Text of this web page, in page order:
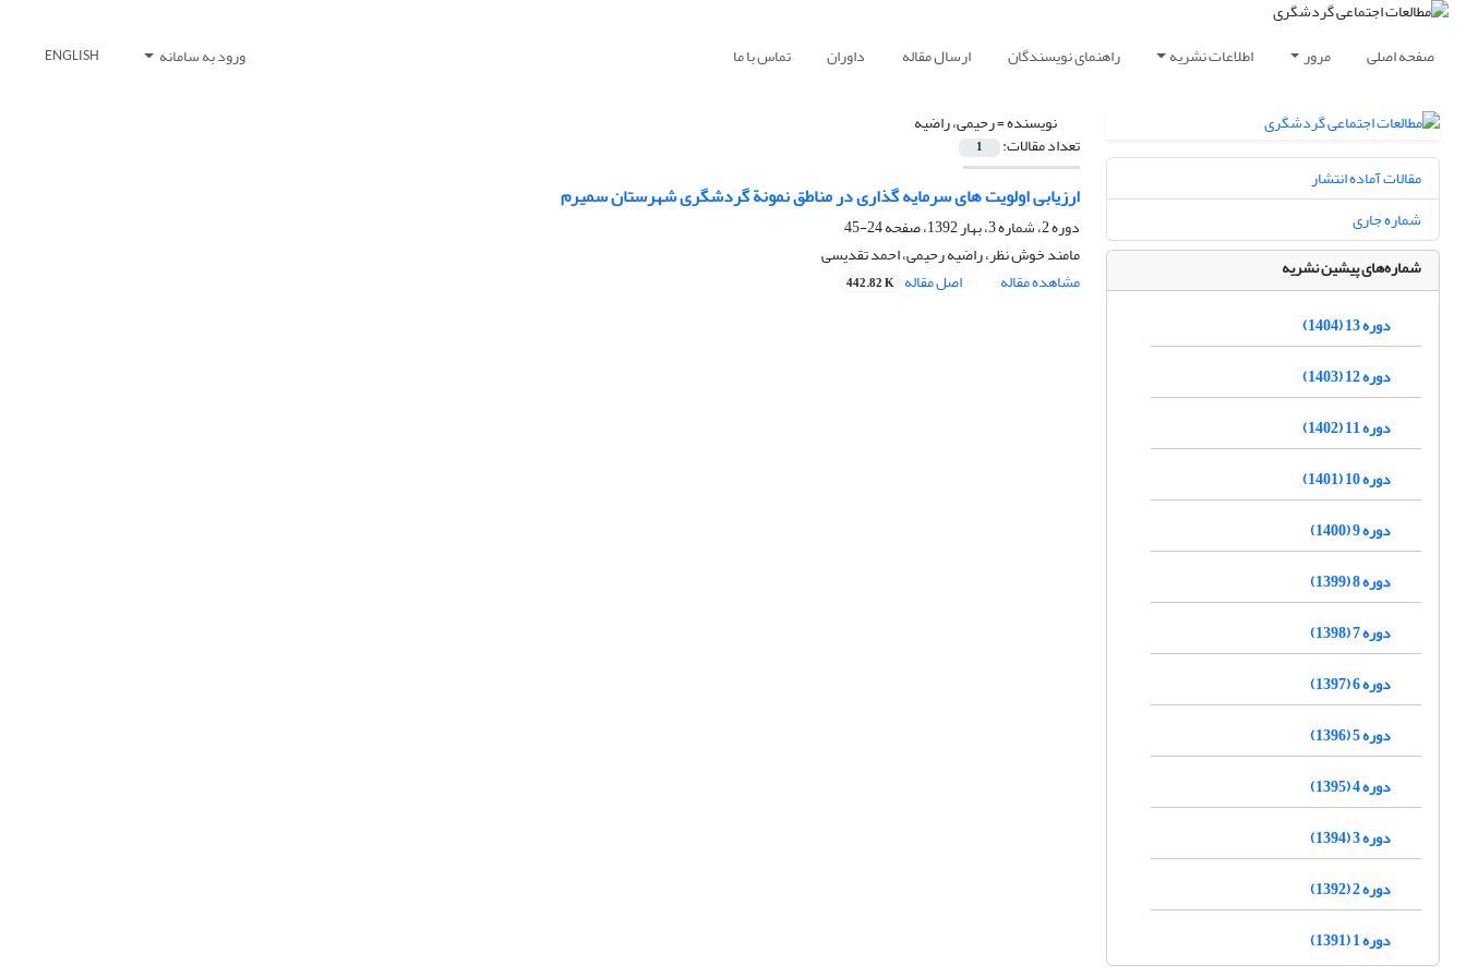
صفحه اصلی مرور اطلاعات نشریه راهنمای نویسندگان ارسال مقاله داوران تماس با ما ورود به سامانه ENGLISH
نویسنده =رحیمی، راضیه
تعداد مقالات: 1
ارزیابی اولویت های سرمایه گذاری در مناطق نمونة گردشگری شهرستان سمیرم
دوره 2، شماره 3، بهار 1392، صفحه
24-45
مامند خوش نظر، راضیه رحیمی، احمد تقدیسی
مشاهده مقاله
اصل مقاله 442.82 K
مقالات آماده انتشار
شماره جاری
شماره‌های پیشین نشریه
دوره 13 (1404)
دوره 12 (1403)
دوره 11 (1402)
دوره 10 (1401)
دوره 9 (1400)
دوره 8 (1399)
دوره 7 (1398)
دوره 6 (1397)
دوره 5 (1396)
دوره 4 (1395)
دوره 3 (1394)
دوره 2 (1392)
دوره 1 (1391)